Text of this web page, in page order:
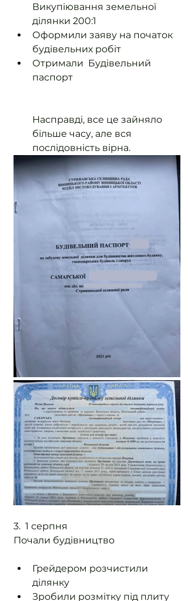
Викупіювання земельної
ділянки 200:1
Оформили заяву на початок
будівельних робіт
Отримали  Будівельний
паспорт
Насправді, все це зайняло
більше часу, але вся
послідовність вірна.
3.  1 серпня
Почали будівництво
Грейдером розчистили
ділянку
Зробили розмітку під плиту